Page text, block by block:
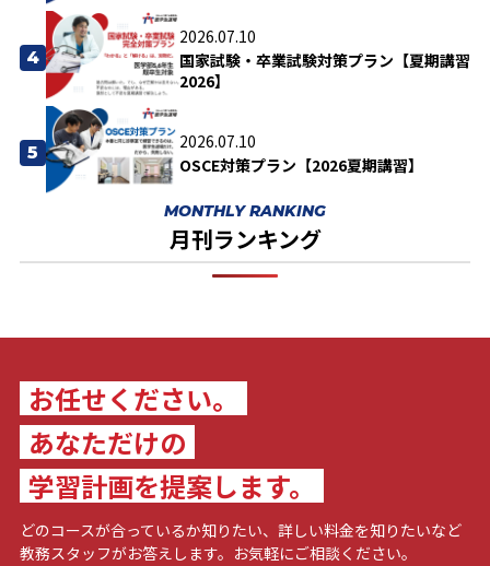
4
2026.07.10
国家試験・卒業試験対策プラン【夏期講習
2026】
5
2026.07.10
OSCE対策プラン【2026夏期講習】
MONTHLY RANKING
月刊ランキング
お任せください。
あなただけの
学習計画を提案します。
どのコースが合っているか知りたい、詳しい料金を知りたいなど
教務スタッフがお答えします。お気軽にご相談ください。